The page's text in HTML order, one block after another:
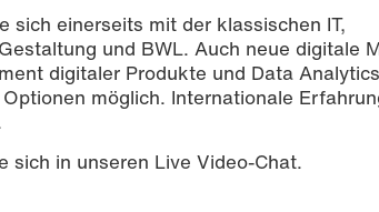
sich einerseits mit der klassischen IT,
und BWL. Auch neue digitale
digitaler Produkte und Data
möglich. Internationale
sich in unseren Live Video-Chat.